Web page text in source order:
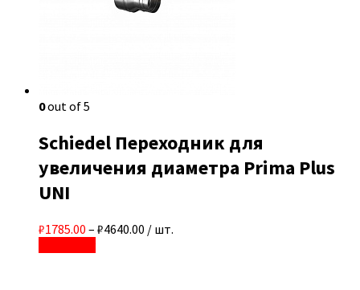
0out of 5
Schiedel Переходник для
увеличения диаметра Prima Plus
UNI
₽1785.00 – ₽4640.00 / шт.